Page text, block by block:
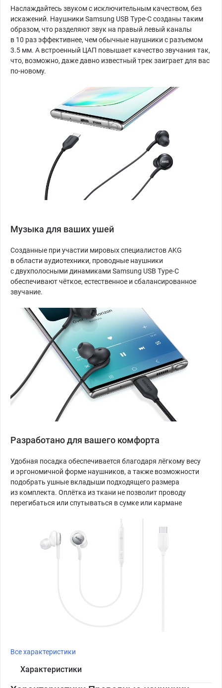
Наслаждайтесь звуком с исключительным качеством, без
искажений. Наушники Samsung USB Type-C созданы таким
образом, что разделяют звук на правый левый каналы
в 10 раз эффективнее, чем обычные наушники с разъемом
3.5 мм. А встроенный ЦАП повышает качество звучания так,
что, возможно, даже давно известный трек заиграет для вас
по-новому.
Музыка для ваших ушей
Созданные при участии мировых специалистов AKG
в области аудиотехники, проводные наушники
с двухполосными динамиками Samsung USB Type-C
обеспечивают чёткое, естественное и сбалансированное
звучание.
Разработано для вашего комфорта
Удобная посадка обеспечивается благодаря лёгкому весу
и эргономичной форме наушников, а также возможности
подобрать ушные вкладыши подходящего размера
из комплекта. Оплётка из ткани не позволит проводу
перегибаться или спутываться в сумке или кармане
Все характеристики
Характеристики